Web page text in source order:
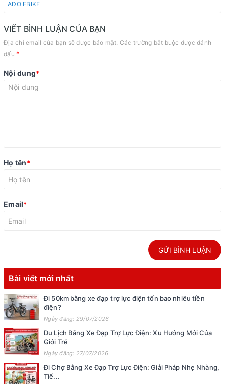
ADO EBIKE
VIẾT BÌNH LUẬN CỦA BẠN
Địa chỉ email của bạn sẽ được bảo mật. Các trường bắt buộc được đánh
dấu *
Nội dung*
Họ tên*
Email*
GỬI BÌNH LUẬN
Bài viết mới nhất
Đi 50km bằng xe đạp trợ lực điện tốn bao nhiêu tiền
điện?
Ngày đăng: 29/07/2026
Du Lịch Bằng Xe Đạp Trợ Lực Điện: Xu Hướng Mới Của
Giới Trẻ
Ngày đăng: 27/07/2026
Đi Chợ Bằng Xe Đạp Trợ Lực Điện: Giải Pháp Nhẹ Nhàng,
Tiế...